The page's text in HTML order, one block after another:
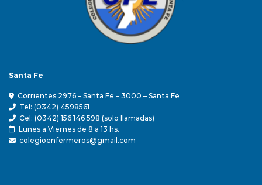
Santa Fe
Corrientes 2976 – Santa Fe – 3000 – Santa Fe
Tel: (0342) 4598561
Cel: (0342) 156 146 598 (solo llamadas)
Lunes a Viernes de 8 a 13 hs.
colegioenfermeros@gmail.com